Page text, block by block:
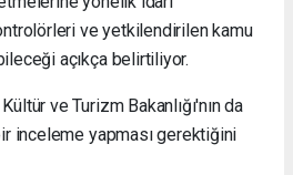
ve yetkilendirilen kamu
açıkça belirtiliyor.
ve Turizm Bakanlığı'nın da
inceleme yapması gerektiğini